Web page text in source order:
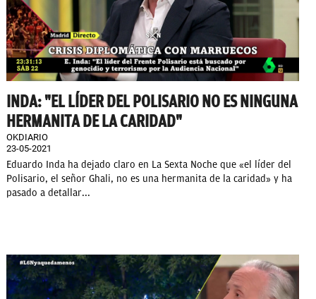
INDA: "EL LÍDER DEL POLISARIO NO ES NINGUNA
HERMANITA DE LA CARIDAD"
OKDIARIO
23-05-2021
Eduardo Inda ha dejado claro en La Sexta Noche que «el líder del
Polisario, el señor Ghali, no es una hermanita de la caridad» y ha
pasado a detallar...